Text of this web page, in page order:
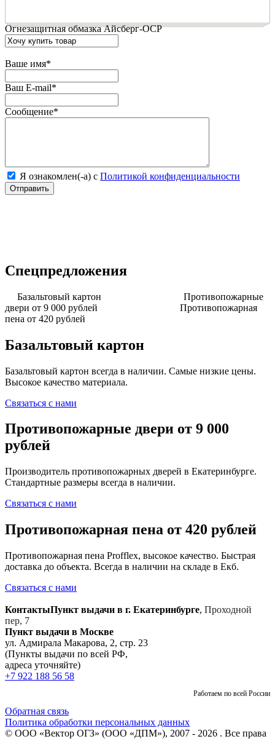
Огнезащитная обмазка Айсберг-ОСР
Ваше имя*
Ваш E-mail*
Сообщение*
Я ознакомлен(-а) с Политикой конфиденциальности
Спецпредложения
Базальтовый картон
Противопожарные
двери от 9 000 рублей
Противопожарная
пена от 420 рублей
Базальтовый картон
Базальтовый картон всегда в наличии. Самые низкие цены.
Высокое качество материала.
Связаться с нами
Противопожарные двери от 9 000
рублей
Производитель противопожарных дверей в Екатеринбурге.
Стандартные размеры всегда в наличии.
Связаться с нами
Противопожарная пена от 420 рублей
Противопожарная пена Profflex, высокое качество. Быстрая
доставка до объекта. Всегда в наличии на складе в Екб.
Связаться с нами
КонтактыПункт выдачи в г. Екатеринбурге, Проходной
пер, 7
Пункт выдачи в Москве
ул. Адмирала Макарова, 2, стр. 23
(Пункты выдачи по всей РФ,
адреса уточняйте)
+7 922 188 56 58
Работаем по всей России
Обратная связь
Политика обработки персональных данных
© ООО «Вектор ОГЗ» (ООО «ДПМ»), 2007 - 2026 . Все права